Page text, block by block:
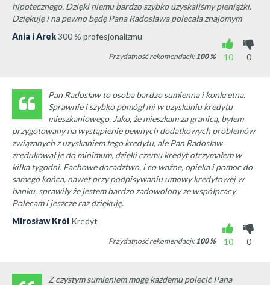
hipotecznego. Dzięki niemu bardzo szybko uzyskaliśmy pieniążki.
Dziękuję i na pewno będę Pana Radosława polecała znajomym
Ania i Arek300 % profesjonalizmu
10
0
Przydatność rekomendacji: 100 %
Pan Radosław to osoba bardzo sumienna i konkretna.
Sprawnie i szybko pomógł mi w uzyskaniu kredytu
mieszkaniowego. Jako, że mieszkam za granicą, byłem
przygotowany na wystąpienie pewnych dodatkowych problemów
związanych z uzyskaniem tego kredytu, ale Pan Radosław
zredukował je do minimum, dzięki czemu kredyt otrzymałem w
kilka tygodni. Fachowe doradztwo, i co ważne, opieka i pomoc do
samego końca, nawet przy podpisywaniu umowy kredytowej w
banku, sprawiły że jestem bardzo zadowolony ze współpracy.
Polecam i jeszcze raz dziękuję.
Mirosław Król Kredyt
10
0
Przydatność rekomendacji: 100 %
Z czystym sumieniem mogę każdemu polecić Pana